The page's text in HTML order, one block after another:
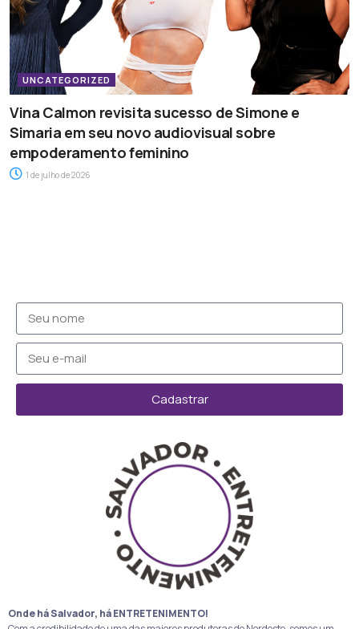
UNCATEGORIZED
Vina Calmon revisita sucesso de Simone e
Simaria em seu novo audiovisual sobre
empoderamento feminino
1 de julho de 2026
Cadastrar
Onde há Salvador, há ENTRETENIMENTO!